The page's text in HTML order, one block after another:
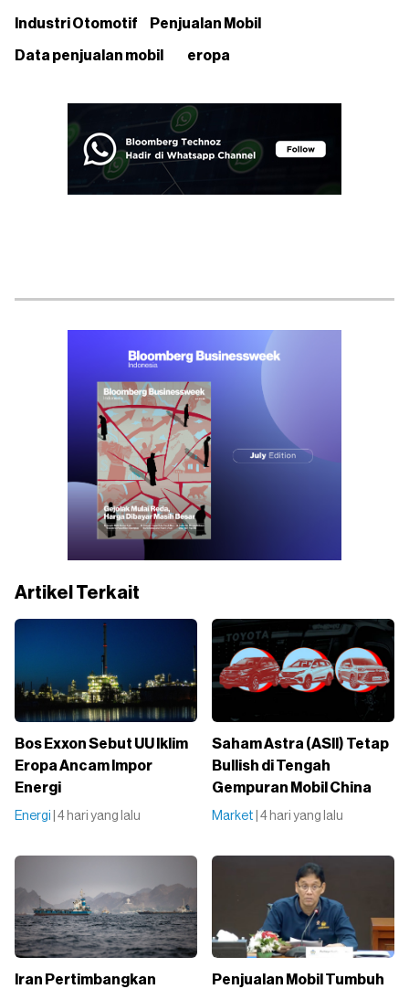
Industri Otomotif Penjualan Mobil
Data penjualan mobil eropa
Artikel Terkait
Bos Exxon Sebut UU Iklim
Eropa Ancam Impor
Energi
Energi | 4 hari yang lalu
Saham Astra (ASII) Tetap
Bullish di Tengah
Gempuran Mobil China
Market | 4 hari yang lalu
Iran Pertimbangkan
Penjualan Mobil Tumbuh